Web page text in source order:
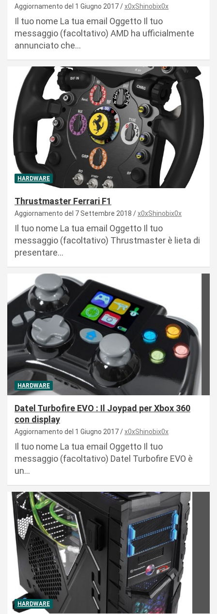
Aggiornamento del 1 Giugno 2017 x0xShinobix0x
Il tuo nome La tua email Oggetto Il tuo
messaggio (facoltativo) AMD ha ufficialmente
annunciato che…
HARDWARE
Thrustmaster Ferrari F1
Aggiornamento del 7 Settembre 2018 x0xShinobix0x
Il tuo nome La tua email Oggetto Il tuo
messaggio (facoltativo) Thrustmaster è lieta di
presentare…
HARDWARE
Datel Turbofire EVO : Il Joypad per Xbox 360
con display
Aggiornamento del 1 Giugno 2017 x0xShinobix0x
Il tuo nome La tua email Oggetto Il tuo
messaggio (facoltativo) Datel Turbofire EVO è
un…
HARDWARE